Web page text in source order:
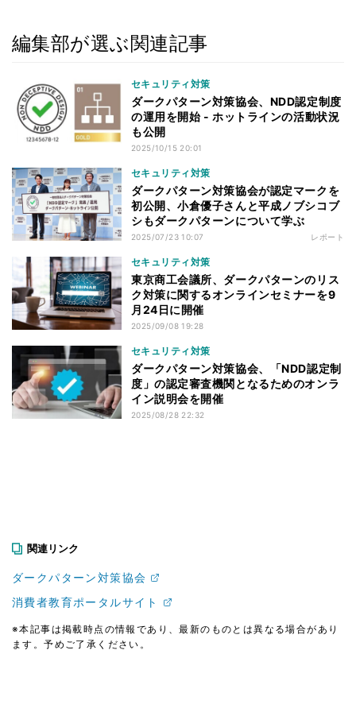
編集部が選ぶ関連記事
セキュリティ対策
ダークパターン対策協会、NDD認定制度
の運用を開始 - ホットラインの活動状況
も公開
2025/10/15 20:01
セキュリティ対策
ダークパターン対策協会が認定マークを
初公開、小倉優子さんと平成ノブシコブ
シもダークパターンについて学ぶ
2025/07/23 10:07 レポート
セキュリティ対策
東京商工会議所、ダークパターンのリス
ク対策に関するオンラインセミナーを9
月24日に開催
2025/09/08 19:28
セキュリティ対策
ダークパターン対策協会、「NDD認定制
度」の認定審査機関となるためのオンラ
イン説明会を開催
2025/08/28 22:32
関連リンク
ダークパターン対策協会
消費者教育ポータルサイト
※本記事は掲載時点の情報であり、最新のものとは異なる場合があり
ます。予めご了承ください。